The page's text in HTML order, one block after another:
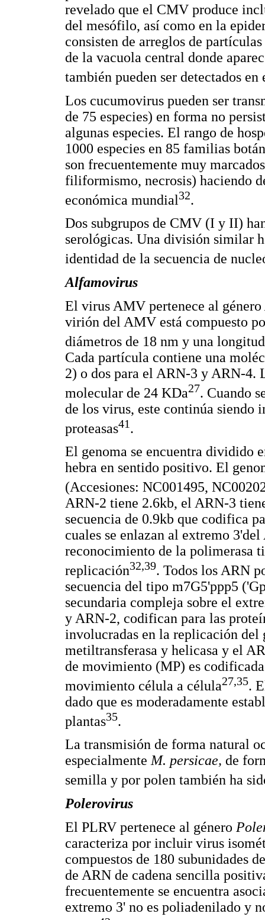
revelado que el CMV produce
del mesófilo, así como en la
consisten de arreglos de
de la vacuola central donde
también pueden ser detectados en
Los cucumovirus pueden ser
de 75 especies) en forma no
algunas especies. El rango de
1000 especies en 85 familias
son frecuentemente muy
filiformismo, necrosis) haciendo
económica mundial32.
Dos subgrupos de CMV (I y II)
serológicas. Una división similar
identidad de la secuencia de
Alfamovirus
El virus AMV pertenece al género
virión del AMV está compuesto
diámetros de 18 nm y una
Cada partícula contiene una
2) o dos para el ARN-3 y ARN-4.
molecular de 24 KDa27. Cuando
de los virus, este continúa siendo
proteasas41.
El genoma se encuentra dividido
hebra en sentido positivo. El
(Accesiones: NC001495,
ARN-2 tiene 2.6kb, el ARN-3
secuencia de 0.9kb que codifica
cuales se enlazan al extremo
reconocimiento de la polimerasa
replicación32,39. Todos los ARN
secuencia del tipo m7G5'ppp5
secundaria compleja sobre el
y ARN-2, codifican para las
involucradas en la replicación del
metiltransferasa y helicasa y el
de movimiento (MP) es
movimiento célula a célula27,35.
dado que es moderadamente
plantas35.
La transmisión de forma natural
especialmenteM. persicae, de
semilla y por polen también ha
Polerovirus
El PLRV pertenece al género
caracteriza por incluir virus
compuestos de 180 subunidades
de ARN de cadena sencilla
frecuentemente se encuentra
extremo 3' no es poliadenilado y